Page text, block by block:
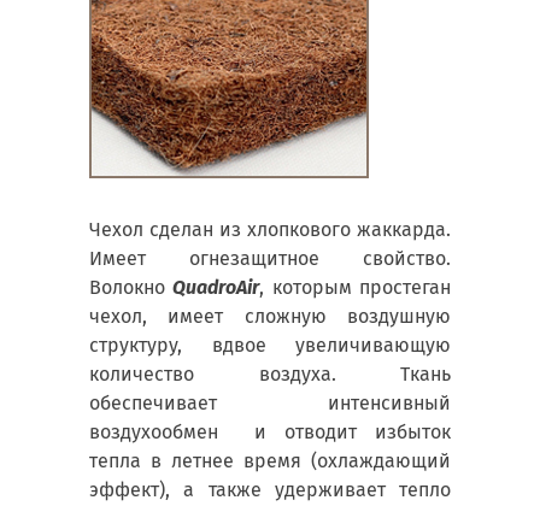
Чехол сделан из хлопкового жаккарда.
Имеет огнезащитное свойство.
ВолокноQuadroAir, которым простеган
чехол, имеет сложную воздушную
структуру, вдвое увеличивающую
количество воздуха. Ткань
обеспечивает интенсивный
воздухообмен и отводит избыток
тепла в летнее время (охлаждающий
эффект), а также удерживает тепло